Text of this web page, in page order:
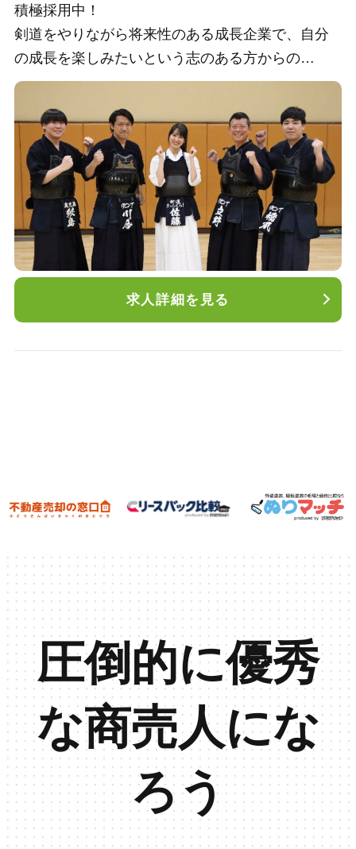
積極採用中！
剣道をやりながら将来性のある成長企業で、自分
の成長を楽しみたいという志のある方からの
ご応募をお待ちしております。
給与：月給300,000円～（通信手当含む）賞与年2
回、昇給年2回
諸手当：交通費全額支給、役職手当、資格手当、
家族手当、通信手当
求人詳細を見る
圧倒的に優秀
な商売人にな
ろう